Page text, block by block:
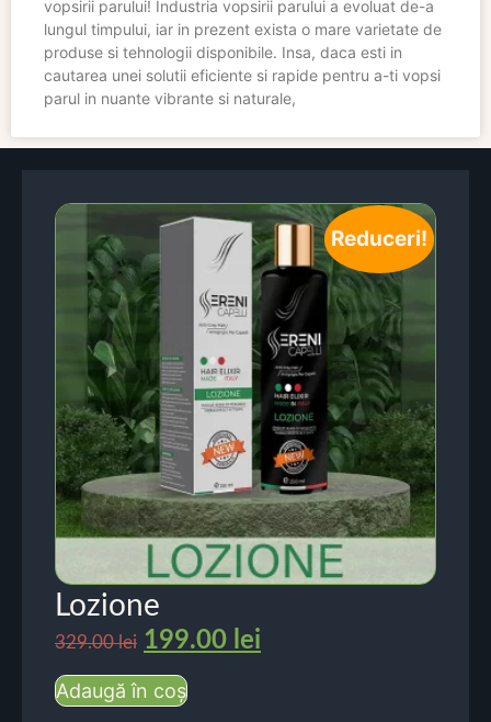
vopsirii parului! Industria vopsirii parului a evoluat de-a
lungul timpului, iar in prezent exista o mare varietate de
produse si tehnologii disponibile. Insa, daca esti in
cautarea unei solutii eficiente si rapide pentru a-ti vopsi
parul in nuante vibrante si naturale,
Reduceri!
Lozione
329.00lei 199.00 lei
Adaugă în coș